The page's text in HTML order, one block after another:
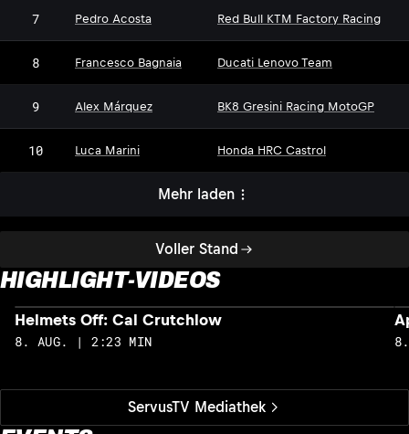
Voller Stand
7 Pedro Acosta Red Bull KTM Factory Racing
8 Francesco Bagnaia Ducati Lenovo Team
9 Alex Márquez BK8 Gresini Racing MotoGP
10 Luca Marini Honda HRC Castrol
Mehr laden
HIGHLIGHT-VIDEOS
ServusTV Mediathek
Helmets Off: Cal Crutchlow
8. AUG. | 2:23 MIN